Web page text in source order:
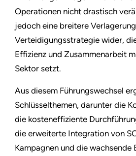
Operationen nicht drastisch
jedoch eine breitere
Verteidigungsstrategie wider,
Effizienz und Zusammenarbeit
Sektor setzt.
Aus diesem Führungswechsel
Schlüsselthemen, darunter die
die kosteneffiziente
die erweiterte Integration von
Kampagnen und die wachsende